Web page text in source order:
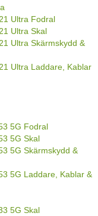
Ultra Fodral
Ultra Skal
Ultra Skärmskydd &
Ultra Laddare, Kablar
5G Fodral
5G Skal
5G Skärmskydd &
5G Laddare, Kablar &
5G Skal